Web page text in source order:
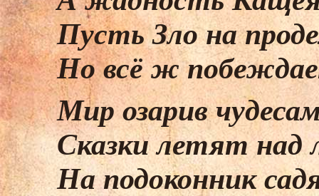
Пусть Зло на
Но всё ж
Мир озарив
Сказки летят над
На подоконник